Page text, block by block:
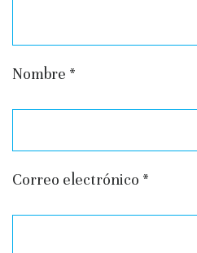
Nombre *
Correo electrónico *